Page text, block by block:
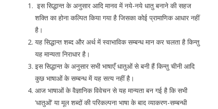
इस सिद्धान्त के अनुसार आदि मानव में नये-नये धातु बनाने की सहज
शक्ति का होना कल्पित किया गया है जिसका कोई प्रामाणिक आधार नहीं
है।
यह सिद्धान्त शब्द और अर्थ में स्वाभाविक सम्बन्ध मान कर चलता है किन्तु
यह मान्यता निराधार है।
इस सिद्धान्त के अनुसार सभी भाषाएँ धातुओं से बनी हैं किन्तु चीनी आदि
कुछ भाषाओं के सम्बन्ध में यह सत्य नहीं है।
आज भाषाओं के वैज्ञानिक विवेचन से यह मान्यता बन गई है कि सभी
‘धातुओं’ या मूल शब्दों की परिकल्पना भाषा के बाद व्याकरण-सम्बन्धी